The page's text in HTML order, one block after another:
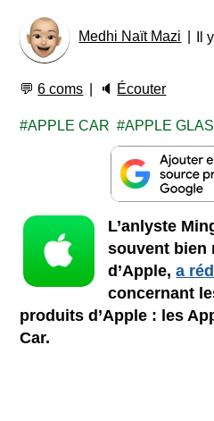
Medhi Naït Mazi Il
💬6 coms 🔈 Écouter
APPLE CAR APPLE
L’anlyste
souvent bien
d’Apple,a
concernant
produits d’Apple : les
Car.